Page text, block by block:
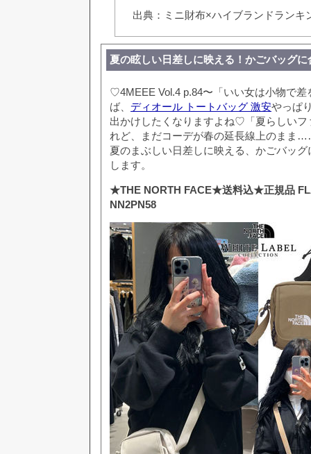
出典：ミニ財布×ハイブランドランキ
夏の眩しい日差しに映える！かごバッグ
♡4MEEE Vol.4 p.84〜「いい女は小物で差
ば、 ディオール トートバッグ 激安やっぱ
出かけしたくなりますよね♡「夏らしいフ
れど、まだコーデが春の延長線上のまま
夏のまぶしい日差しに映える、かごバッ
します。
★THE NORTH FACE★送料込★正規品
NN2PN58